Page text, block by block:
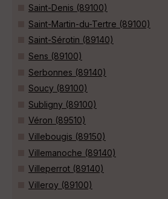
Saint-Denis (89100)
Saint-Martin-du-Tertre (89100)
Saint-Sérotin (89140)
Sens (89100)
Serbonnes (89140)
Soucy (89100)
Subligny (89100)
Véron (89510)
Villebougis (89150)
Villemanoche (89140)
Villeperrot (89140)
Villeroy (89100)